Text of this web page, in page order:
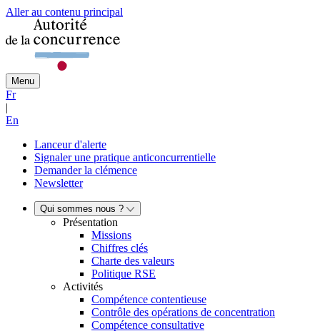
Aller au contenu principal
Menu
Fr
|
En
Lanceur d'alerte
Signaler une pratique anticoncurrentielle
Demander la clémence
Newsletter
Qui sommes nous ?
Présentation
Missions
Chiffres clés
Charte des valeurs
Politique RSE
Activités
Compétence contentieuse
Contrôle des opérations de concentration
Compétence consultative